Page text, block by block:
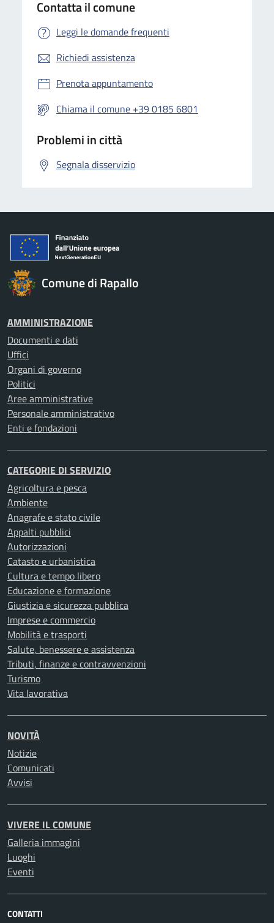
Contatta il comune
Leggi le domande frequenti
Richiedi assistenza
Prenota appuntamento
Chiama il comune +39 0185 6801
Problemi in città
Segnala disservizio
Comune di Rapallo
AMMINISTRAZIONE
Documenti e dati
Uffici
Organi di governo
Politici
Aree amministrative
Personale amministrativo
Enti e fondazioni
CATEGORIE DI SERVIZIO
Agricoltura e pesca
Ambiente
Anagrafe e stato civile
Appalti pubblici
Autorizzazioni
Catasto e urbanistica
Cultura e tempo libero
Educazione e formazione
Giustizia e sicurezza pubblica
Imprese e commercio
Mobilità e trasporti
Salute, benessere e assistenza
Tributi, finanze e contravvenzioni
Turismo
Vita lavorativa
NOVITÀ
Notizie
Comunicati
Avvisi
VIVERE IL COMUNE
Galleria immagini
Luoghi
Eventi
CONTATTI